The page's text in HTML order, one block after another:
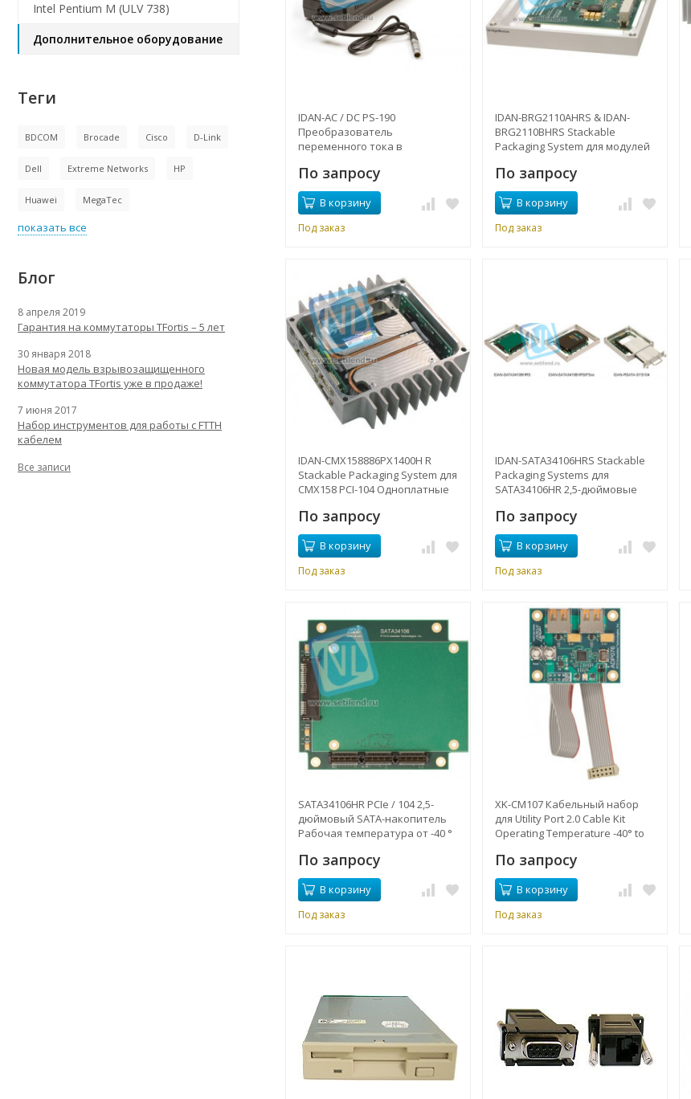
IDAN-AC / DC PS-190
Преобразователь
переменного тока в
По запросу
В корзину
Под заказ
IDAN-BRG2110AHRS & IDAN-
BRG2110BHRS Stackable
Packaging System для модулей
° C
По запросу
В корзину
Под заказ
IDAN-CMX158886PX1400H R
Stackable Packaging System для
CMX158 PCI-104 Одноплатные
Процессор Intel Pentium M 1,4
ГГц включает в себя
CMT56106HR 2,5-дюймовый
жесткий диск
По запросу
В корзину
Под заказ
IDAN-SATA34106HRS Stackable
Packaging Systems для
SATA34106HR 2,5-дюймовые
По запросу
В корзину
Под заказ
SATA34106HR PCIe / 104 2,5-
дюймовый SATA-накопитель
Рабочая температура от -40 °
По запросу
В корзину
Под заказ
XK-CM107 Кабельный набор
для Utility Port 2.0 Cable Kit
Operating Temperature -40° to
По запросу
В корзину
Под заказ
Intel Pentium M (ULV 738)
Дополнительное оборудование
Теги
BDCOM Brocade Cisco D-Link
Dell Extreme Networks HP
Huawei MegaTec
показать все
Блог
8 апреля 2019
Гарантия на коммутаторы TFortis – 5 лет
30 января 2018
Новая модель взрывозащищенного
коммутатора TFortis уже в продаже!
7 июня 2017
Набор инструментов для работы с FTTH
кабелем
Все записи